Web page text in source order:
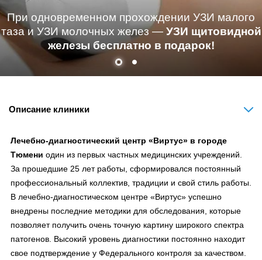
При одновременном прохождении УЗИ малого
таза и УЗИ молочных желез — УЗИ щитовидной
железы бесплатно в подарок!
Описание клиники
Лечебно-диагностический центр «Виртус» в городе
Тюмени один из первых частных медицинских учреждений.
За прошедшие 25 лет работы, сформировался постоянный
профессиональный коллектив, традиции и свой стиль работы.
В лечебно-диагностическом центре «Виртус» успешно
внедрены последние методики для обследования, которые
позволяет получить очень точную картину широкого спектра
патогенов. Высокий уровень диагностики постоянно находит
свое подтверждение у Федерального контроля за качеством.